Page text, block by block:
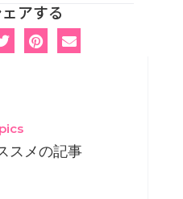
アする
スメの記事